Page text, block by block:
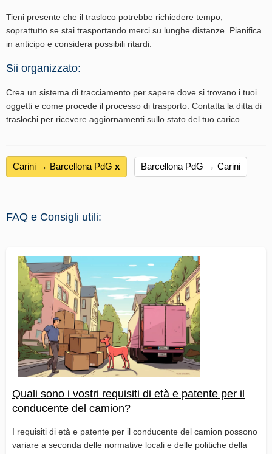
Tieni presente che il trasloco potrebbe richiedere tempo,
soprattutto se stai trasportando merci su lunghe distanze. Pianifica
in anticipo e considera possibili ritardi.
Sii organizzato:
Crea un sistema di tracciamento per sapere dove si trovano i tuoi
oggetti e come procede il processo di trasporto. Contatta la ditta di
traslochi per ricevere aggiornamenti sullo stato del tuo carico.
Carini → Barcellona PdG х Barcellona PdG → Carini
FAQ e Consigli utili:
Quali sono i vostri requisiti di età e patente per il
conducente del camion?
I requisiti di età e patente per il conducente del camion possono
variare a seconda delle normative locali e delle politiche della